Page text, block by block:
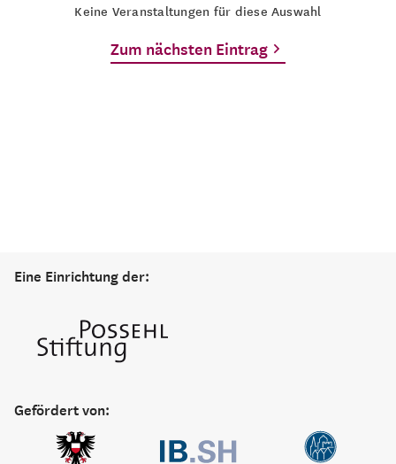
Keine Veranstaltungen für diese Auswahl
Zum nächsten Eintrag
Eine Einrichtung der:
Gefördert von: